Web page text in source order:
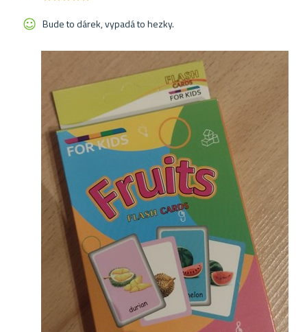
Bude to dárek, vypadá to hezky.